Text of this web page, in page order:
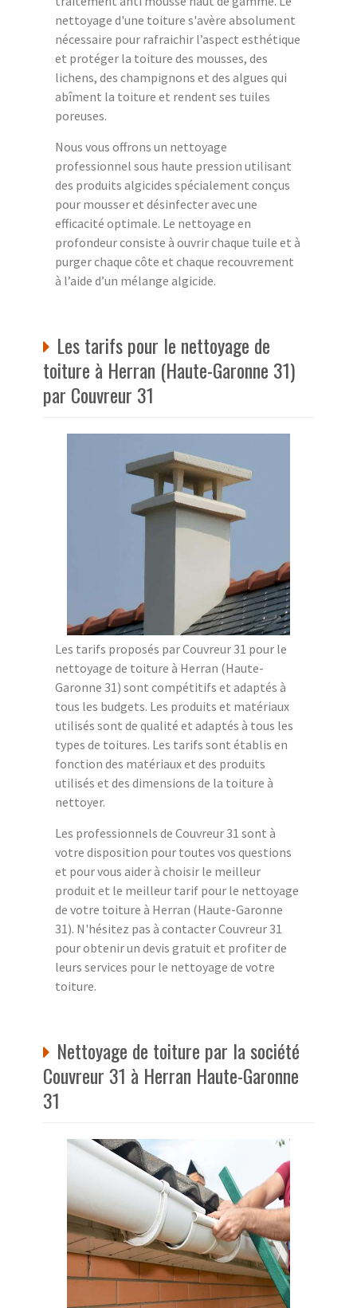
nettoyage d'une toiture s'avère absolument
nécessaire pour rafraichir l’aspect esthétique
et protéger la toiture des mousses, des
lichens, des champignons et des algues qui
abîment la toiture et rendent ses tuiles
poreuses.
Nous vous offrons un nettoyage
professionnel sous haute pression utilisant
des produits algicides spécialement conçus
pour mousser et désinfecter avec une
efficacité optimale. Le nettoyage en
profondeur consiste à ouvrir chaque tuile et à
purger chaque côte et chaque recouvrement
à l’aide d’un mélange algicide.
Les tarifs pour le nettoyage de
toiture à Herran (Haute-Garonne 31)
par Couvreur 31
Les tarifs proposés par Couvreur 31 pour le
nettoyage de toiture à Herran (Haute-
Garonne 31) sont compétitifs et adaptés à
tous les budgets. Les produits et matériaux
utilisés sont de qualité et adaptés à tous les
types de toitures. Les tarifs sont établis en
fonction des matériaux et des produits
utilisés et des dimensions de la toiture à
nettoyer.
Les professionnels de Couvreur 31 sont à
votre disposition pour toutes vos questions
et pour vous aider à choisir le meilleur
produit et le meilleur tarif pour le nettoyage
de votre toiture à Herran (Haute-Garonne
31). N'hésitez pas à contacter Couvreur 31
pour obtenir un devis gratuit et profiter de
leurs services pour le nettoyage de votre
toiture.
Nettoyage de toiture par la société
Couvreur 31 à Herran Haute-Garonne
31